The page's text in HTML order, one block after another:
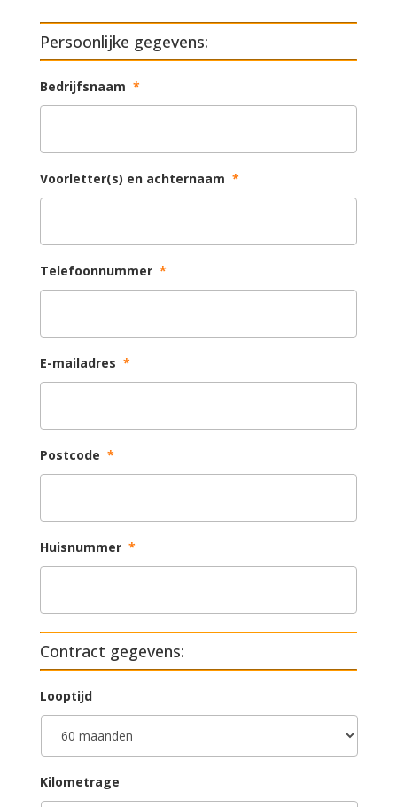
Persoonlijke gegevens:
Bedrijfsnaam *
Voorletter(s) en achternaam *
Telefoonnummer *
E-mailadres *
Postcode *
Huisnummer *
Contract gegevens:
Looptijd
Kilometrage